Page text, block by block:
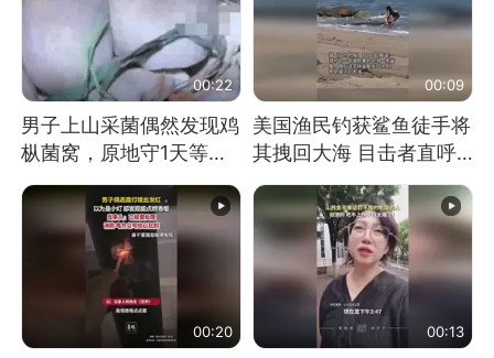
00:22
男子上山采菌偶然发现鸡
枞菌窝，原地守1天等它
长大：挖了140多朵
00:09
美国渔民钓获鲨鱼徒手将
其拽回大海 目击者直呼
震惊 （视频来源：参考
消息）
00:20 00:13